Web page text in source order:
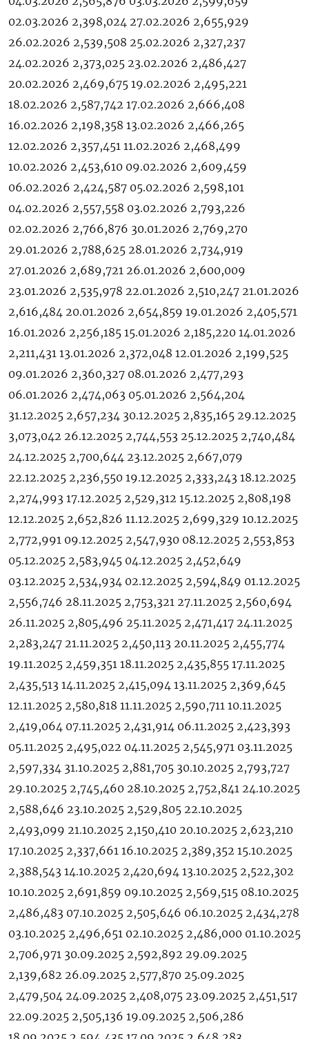
02.03.2026 2,398,024 27.02.2026 2,655,929
26.02.2026 2,539,508 25.02.2026 2,327,237
24.02.2026 2,373,025 23.02.2026 2,486,427
20.02.2026 2,469,675 19.02.2026 2,495,221
18.02.2026 2,587,742 17.02.2026 2,666,408
16.02.2026 2,198,358 13.02.2026 2,466,265
12.02.2026 2,357,451 11.02.2026 2,468,499
10.02.2026 2,453,610 09.02.2026 2,609,459
06.02.2026 2,424,587 05.02.2026 2,598,101
04.02.2026 2,557,558 03.02.2026 2,793,226
02.02.2026 2,766,876 30.01.2026 2,769,270
29.01.2026 2,788,625 28.01.2026 2,734,919
27.01.2026 2,689,721 26.01.2026 2,600,009
23.01.2026 2,535,978 22.01.2026 2,510,247 21.01.2026
2,616,484 20.01.2026 2,654,859 19.01.2026 2,405,571
16.01.2026 2,256,185 15.01.2026 2,185,220 14.01.2026
2,211,431 13.01.2026 2,372,048 12.01.2026 2,199,525
09.01.2026 2,360,327 08.01.2026 2,477,293
06.01.2026 2,474,063 05.01.2026 2,564,204
31.12.2025 2,657,234 30.12.2025 2,835,165 29.12.2025
3,073,042 26.12.2025 2,744,553 25.12.2025 2,740,484
24.12.2025 2,700,644 23.12.2025 2,667,079
22.12.2025 2,236,550 19.12.2025 2,333,243 18.12.2025
2,274,993 17.12.2025 2,529,312 15.12.2025 2,808,198
12.12.2025 2,652,826 11.12.2025 2,699,329 10.12.2025
2,772,991 09.12.2025 2,547,930 08.12.2025 2,553,853
05.12.2025 2,583,945 04.12.2025 2,452,649
03.12.2025 2,534,934 02.12.2025 2,594,849 01.12.2025
2,556,746 28.11.2025 2,753,321 27.11.2025 2,560,694
26.11.2025 2,805,496 25.11.2025 2,471,417 24.11.2025
2,283,247 21.11.2025 2,450,113 20.11.2025 2,455,774
19.11.2025 2,459,351 18.11.2025 2,435,855 17.11.2025
2,435,513 14.11.2025 2,415,094 13.11.2025 2,369,645
12.11.2025 2,580,818 11.11.2025 2,590,711 10.11.2025
2,419,064 07.11.2025 2,431,914 06.11.2025 2,423,393
05.11.2025 2,495,022 04.11.2025 2,545,971 03.11.2025
2,597,334 31.10.2025 2,881,705 30.10.2025 2,793,727
29.10.2025 2,745,460 28.10.2025 2,752,841 24.10.2025
2,588,646 23.10.2025 2,529,805 22.10.2025
2,493,099 21.10.2025 2,150,410 20.10.2025 2,623,210
17.10.2025 2,337,661 16.10.2025 2,389,352 15.10.2025
2,388,543 14.10.2025 2,420,694 13.10.2025 2,522,302
10.10.2025 2,691,859 09.10.2025 2,569,515 08.10.2025
2,486,483 07.10.2025 2,505,646 06.10.2025 2,434,278
03.10.2025 2,496,651 02.10.2025 2,486,000 01.10.2025
2,706,971 30.09.2025 2,592,892 29.09.2025
2,139,682 26.09.2025 2,577,870 25.09.2025
2,479,504 24.09.2025 2,408,075 23.09.2025 2,451,517
22.09.2025 2,505,136 19.09.2025 2,506,286